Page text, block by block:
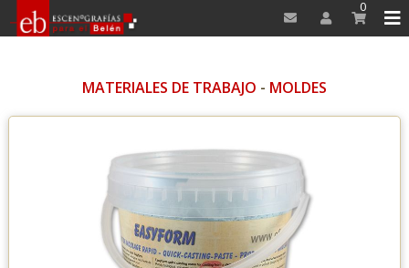
0
MATERIALES DE TRABAJO - MOLDES